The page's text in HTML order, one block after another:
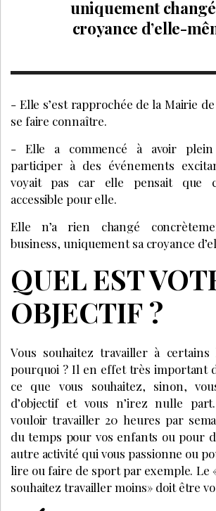
uniquement
croyance d’elle-
- Elle s’est rapprochée de la Mairie
se faire connaître.
- Elle a commencé à avoir plein
participer à des événements
voyait pas car elle pensait que
accessible pour elle.
Elle n’a rien changé
business, uniquement sa croyance
QUEL EST
OBJECTIF ?
Vous souhaitez travailler à certains
pourquoi ? Il en effet très important
ce que vous souhaitez, sinon,
d’objectif et vous n’irez nulle
vouloir travailler 20 heures par
du temps pour vos enfants ou pour
autre activité qui vous passionne ou
lire ou faire de sport par exemple. Le
souhaitez travailler moins» doit être